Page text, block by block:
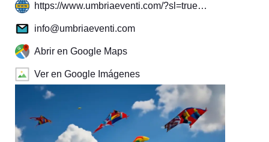
https://www.umbriaeventi.com/?sl=true…
info@umbriaeventi.com
Abrir en Google Maps
Ver en Google Imágenes